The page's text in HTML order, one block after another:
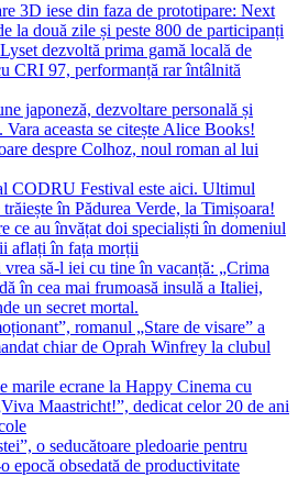
3D iese din faza de prototipare: Next
la două zile și peste 800 de participanți
dezvoltă prima gamă locală de
CRI 97, performanță rar întâlnită
japoneză, dezvoltare personală și
aceasta se citește Alice Books!
despre Colhoz, noul roman al lui
CODRU Festival este aici. Ultimul
în Pădurea Verde, la Timișoara!
ce au învățat doi specialiști în domeniul
aflați în fața morții
să-l iei cu tine în vacanță: „Crima
în cea mai frumoasă insulă a Italiei,
un secret mortal.
romanul „Stare de visare” a
chiar de Oprah Winfrey la clubul
marile ecrane la Happy Cinema cu
Maastricht!”, dedicat celor 20 de ani
o seducătoare pledoarie pentru
epocă obsedată de productivitate